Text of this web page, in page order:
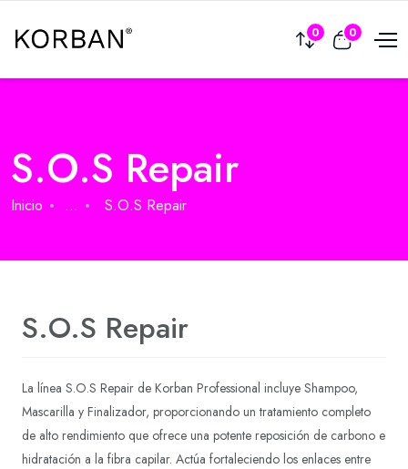
0 0
S.O.S Repair
Inicio ... S.O.S Repair
S.O.S Repair
La línea S.O.S Repair de Korban Professional incluye Shampoo,
Mascarilla y Finalizador, proporcionando un tratamiento completo
de alto rendimiento que ofrece una potente reposición de carbono e
hidratación a la fibra capilar. Actúa fortaleciendo los enlaces entre